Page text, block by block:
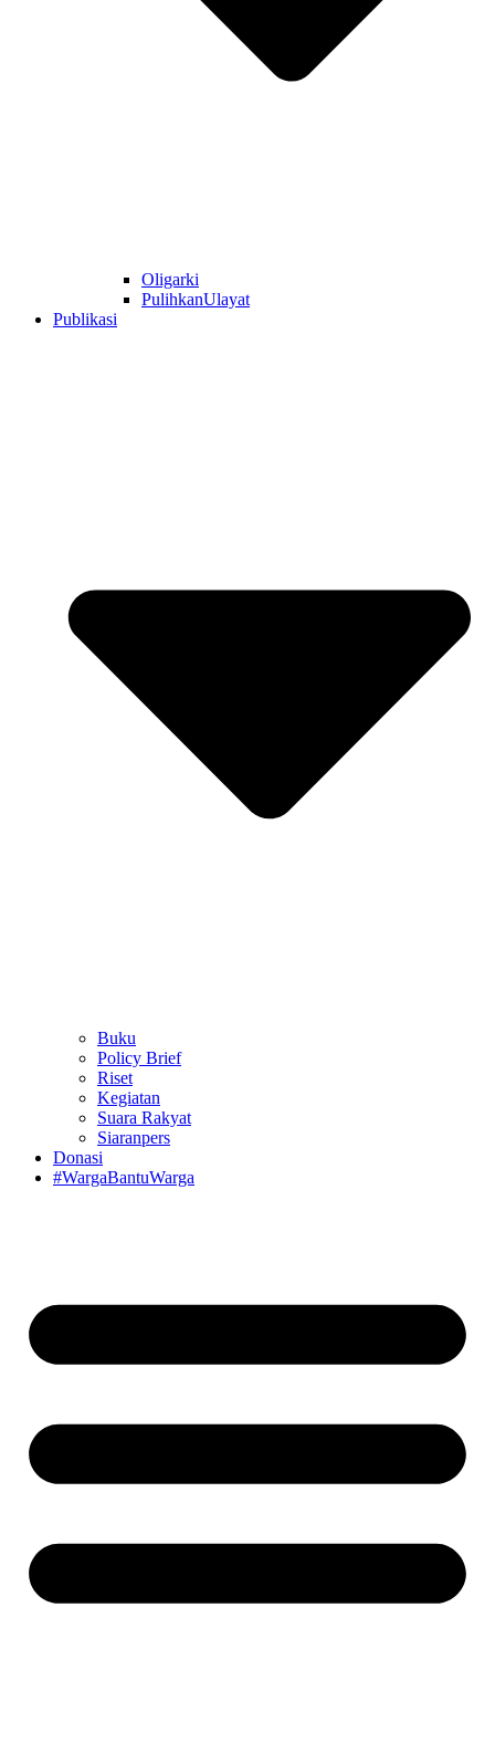
Oligarki
PulihkanUlayat
Publikasi
Buku
Policy Brief
Riset
Kegiatan
Suara Rakyat
Siaranpers
Donasi
#WargaBantuWarga